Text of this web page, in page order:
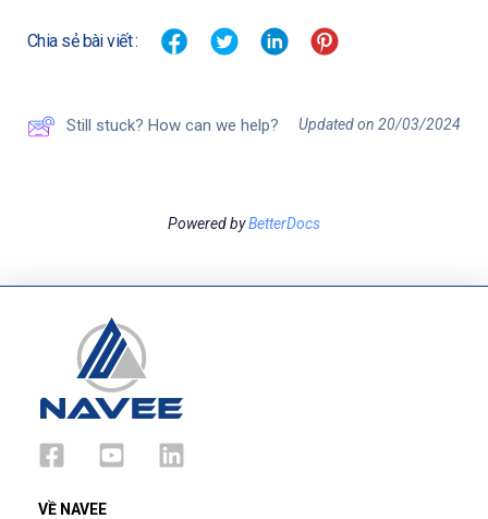
Chia sẻ bài viết :
Still stuck? How can we help? Updated on 20/03/2024
Powered byBetterDocs
VỀ NAVEE